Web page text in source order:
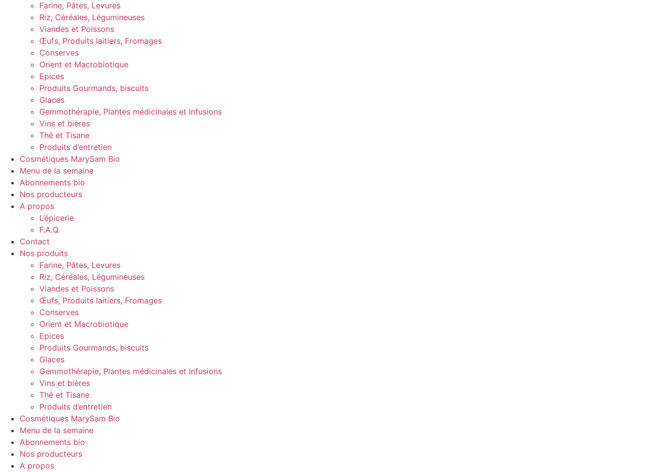
Farine, Pâtes, Levures
Riz, Céréales, Légumineuses
Viandes et Poissons
Œufs, Produits laitiers, Fromages
Conserves
Orient et Macrobiotique
Epices
Produits Gourmands, biscuits
Glaces
Gemmothérapie, Plantes médicinales et Infusions
Vins et bières
Thé et Tisane
Produits d’entretien
Cosmétiques MarySam Bio
Menu de la semaine
Abonnements bio
Nos producteurs
A propos
L’épicerie
F.A.Q.
Contact
Nos produits
Farine, Pâtes, Levures
Riz, Céréales, Légumineuses
Viandes et Poissons
Œufs, Produits laitiers, Fromages
Conserves
Orient et Macrobiotique
Epices
Produits Gourmands, biscuits
Glaces
Gemmothérapie, Plantes médicinales et Infusions
Vins et bières
Thé et Tisane
Produits d’entretien
Cosmétiques MarySam Bio
Menu de la semaine
Abonnements bio
Nos producteurs
A propos